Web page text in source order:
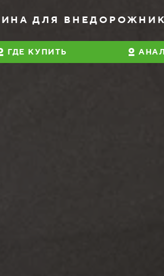
ДЛЯ
ГДЕ КУПИТЬ